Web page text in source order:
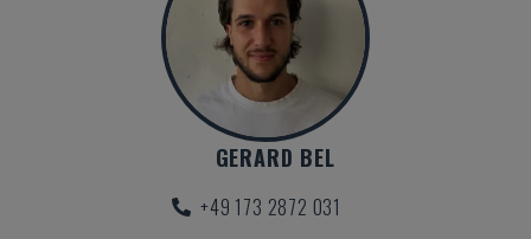
GERARD BEL
+49 173 2872 031